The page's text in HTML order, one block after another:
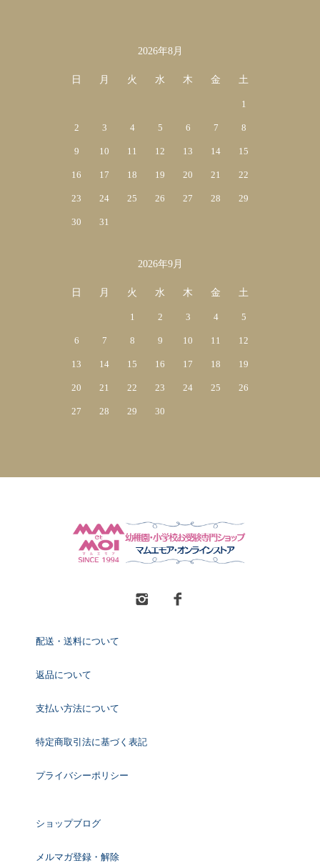
2026年8月
日 月 火 水 木 金 土
1
2 3 4 5 6 7 8
9 10 11 12 13 14 15
16 17 18 19 20 21 22
23 24 25 26 27 28 29
30 31
2026年9月
日 月 火 水 木 金 土
1 2 3 4 5
6 7 8 9 10 11 12
13 14 15 16 17 18 19
20 21 22 23 24 25 26
27 28 29 30
配送・送料について
返品について
支払い方法について
特定商取引法に基づく表記
プライバシーポリシー
ショップブログ
メルマガ登録・解除